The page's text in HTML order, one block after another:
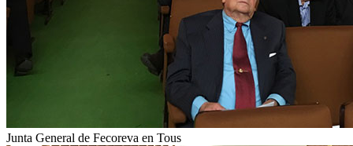
Junta General de Fecoreva en Tous